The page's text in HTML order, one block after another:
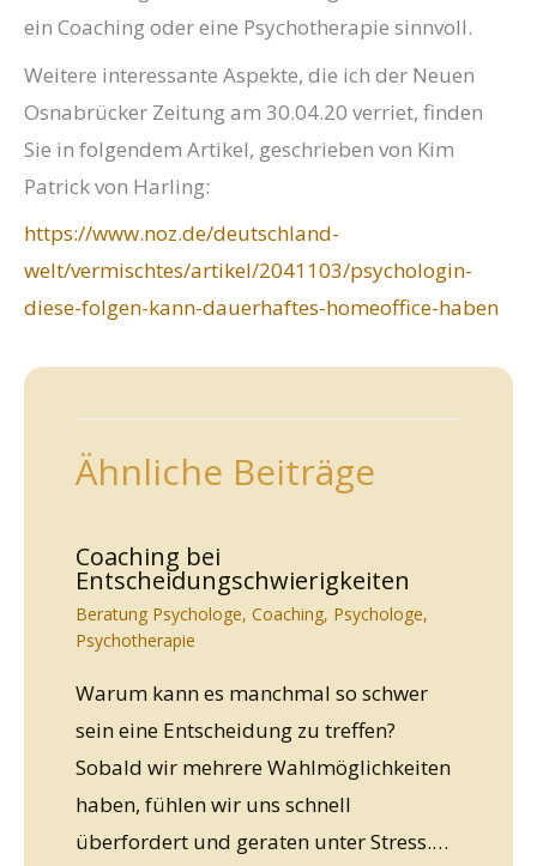
ein Coaching oder eine Psychotherapie sinnvoll.
Weitere interessante Aspekte, die ich der Neuen
Osnabrücker Zeitung am 30.04.20 verriet, finden
Sie in folgendem Artikel, geschrieben von Kim
Patrick von Harling:
https://www.noz.de/deutschland-
welt/vermischtes/artikel/2041103/psychologin-
diese-folgen-kann-dauerhaftes-homeoffice-haben
Ähnliche Beiträge
Coaching bei
Entscheidungschwierigkeiten
Beratung Psychologe, Coaching, Psychologe,
Psychotherapie
Warum kann es manchmal so schwer
sein eine Entscheidung zu treffen?
Sobald wir mehrere Wahlmöglichkeiten
haben, fühlen wir uns schnell
überfordert und geraten unter Stress.…